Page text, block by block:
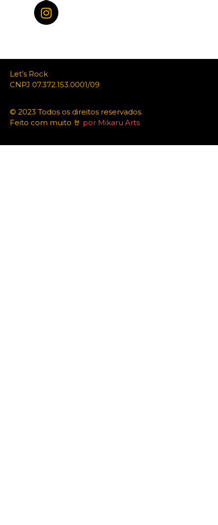
Let’s Rock
CNPJ 07.372.153.0001/09
© 2023 Todos os direitos reservados.
Feito com muito 🤘 por Mikaru Arts